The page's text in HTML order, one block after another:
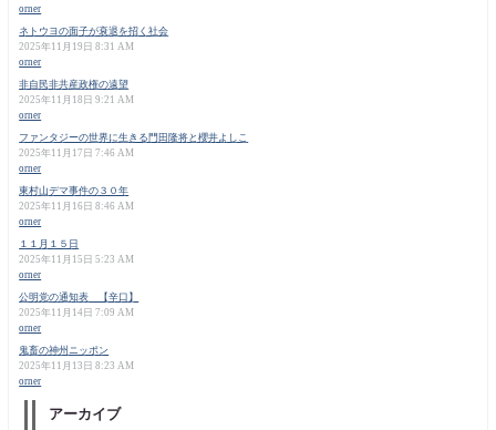
orner
ネトウヨの面子が衰退を招く社会
2025年11月19日 8:31 AM
orner
非自民非共産政権の遠望
2025年11月18日 9:21 AM
orner
ファンタジーの世界に生きる門田隆将と櫻井よしこ
2025年11月17日 7:46 AM
orner
東村山デマ事件の３０年
2025年11月16日 8:46 AM
orner
１１月１５日
2025年11月15日 5:23 AM
orner
公明党の通知表 【辛口】
2025年11月14日 7:09 AM
orner
鬼畜の神州ニッポン
2025年11月13日 8:23 AM
orner
アーカイブ